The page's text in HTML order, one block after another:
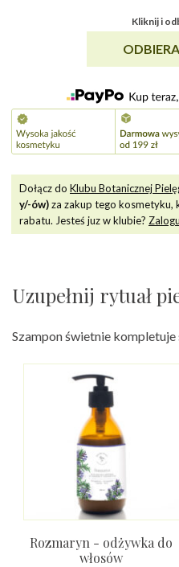
Kliknij i
******A5
Dołącz do Klubu Botanicznej
y/-ów)za zakup tego kosmetyku,
rabatu. Jesteś juz w klubie?
Uzupełnij rytuał
Szampon świetnie kompletuje
Rozmaryn - odżywka do
włosów